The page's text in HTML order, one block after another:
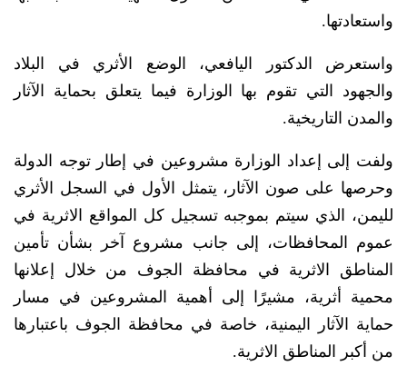
واستعادتها.
واستعرض الدكتور اليافعي، الوضع الأثري في البلاد
والجهود التي تقوم بها الوزارة فيما يتعلق بحماية الآثار
والمدن التاريخية.
ولفت إلى إعداد الوزارة مشروعين في إطار توجه الدولة
وحرصها على صون الآثار، يتمثل الأول في السجل الأثري
لليمن، الذي سيتم بموجبه تسجيل كل المواقع الاثرية في
عموم المحافظات، إلى جانب مشروع آخر بشأن تأمين
المناطق الاثرية في محافظة الجوف من خلال إعلانها
محمية أثرية، مشيرًا إلى أهمية المشروعين في مسار
حماية الآثار اليمنية، خاصة في محافظة الجوف باعتبارها
من أكبر المناطق الاثرية.